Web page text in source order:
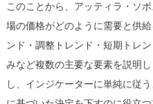
このことから、アッティラ・ソ
場の価格がどのように需要と供
ンド・調整トレンド・短期トレ
みなど複数の主要な要素を説明
し、インジケーターに単純に従